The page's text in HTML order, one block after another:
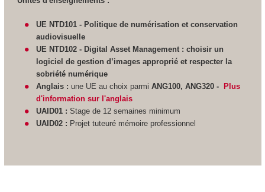
UE NTD101 - Politique de numérisation et conservation
audiovisuelle
UE NTD102 - Digital Asset Management : choisir un
logiciel de gestion d’images approprié et respecter la
sobriété numérique
Anglais : une UE au choix parmiANG100, ANG320 -
Plus
d'information sur l'anglais
UAID01 :Stage de 12 semaines minimum
UAID02 : Projet tuteuré mémoire professionnel